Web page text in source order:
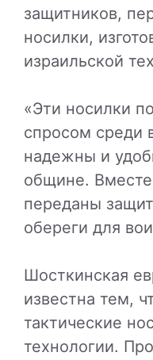
защитников,
носилки,
израильской
«Эти носилки
спросом среди
надежны и
общине.
переданы
обереги для
Шосткинская
известна тем,
тактические
технологии.